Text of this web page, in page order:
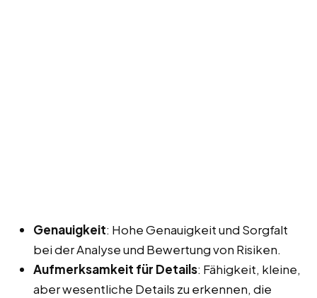
Genauigkeit: Hohe Genauigkeit und Sorgfalt
bei der Analyse und Bewertung von Risiken.
Aufmerksamkeit für Details: Fähigkeit, kleine,
aber wesentliche Details zu erkennen, die